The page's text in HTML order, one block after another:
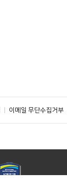
이메일 무단수집거부